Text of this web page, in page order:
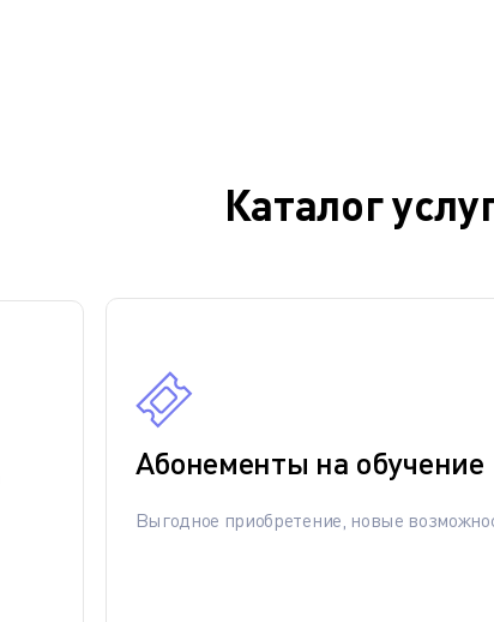
Каталог
Абонементы на обучение
Выгодное приобретение, новые